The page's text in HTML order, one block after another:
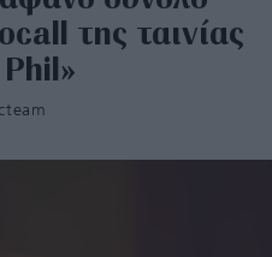
της ταινίας